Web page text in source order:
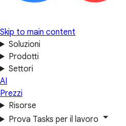
Skip to main content
Soluzioni
Prodotti
Settori
AI
Prezzi
Risorse
Prova Tasks per il lavoro